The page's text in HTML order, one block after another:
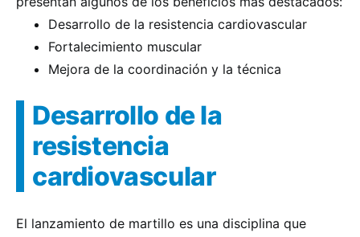
Desarrollo de la resistencia cardiovascular
Fortalecimiento muscular
Mejora de la coordinación y la técnica
Desarrollo de la
resistencia
cardiovascular
El lanzamiento de martillo es una disciplina que